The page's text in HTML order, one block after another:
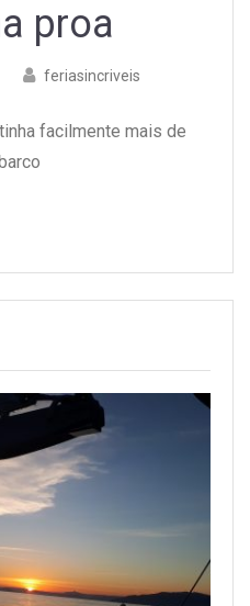
proa
Postedferiasincriveis
facilmente mais de